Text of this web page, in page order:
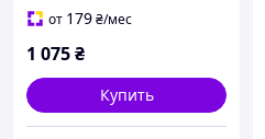
от 179₴/мес
1 075₴
Купить